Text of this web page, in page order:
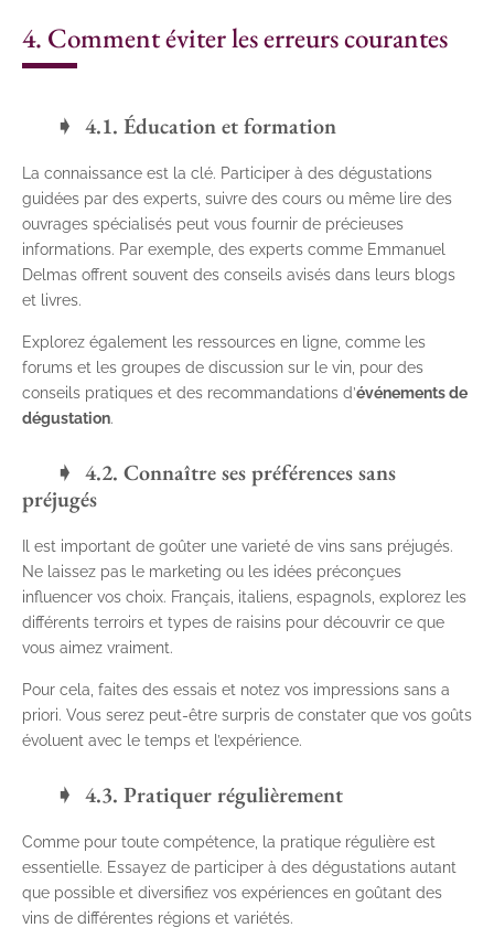
4. Comment éviter les erreurs courantes
4.1. Éducation et formation
La connaissance est la clé. Participer à des dégustations
guidées par des experts, suivre des cours ou même lire des
ouvrages spécialisés peut vous fournir de précieuses
informations. Par exemple, des experts comme Emmanuel
Delmas offrent souvent des conseils avisés dans leurs blogs
et livres.
Explorez également les ressources en ligne, comme les
forums et les groupes de discussion sur le vin, pour des
conseils pratiques et des recommandations d’événements de
dégustation.
4.2. Connaître ses préférences sans
préjugés
Il est important de goûter une varieté de vins sans préjugés.
Ne laissez pas le marketing ou les idées préconçues
influencer vos choix. Français, italiens, espagnols, explorez les
différents terroirs et types de raisins pour découvrir ce que
vous aimez vraiment.
Pour cela, faites des essais et notez vos impressions sans a
priori. Vous serez peut-être surpris de constater que vos goûts
évoluent avec le temps et l’expérience.
4.3. Pratiquer régulièrement
Comme pour toute compétence, la pratique régulière est
essentielle. Essayez de participer à des dégustations autant
que possible et diversifiez vos expériences en goûtant des
vins de différentes régions et variétés.